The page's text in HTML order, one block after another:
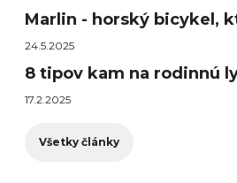
Marlin - horský bicykel,
24.5.2025
8 tipov kam na rodinnú
17.2.2025
Všetky články